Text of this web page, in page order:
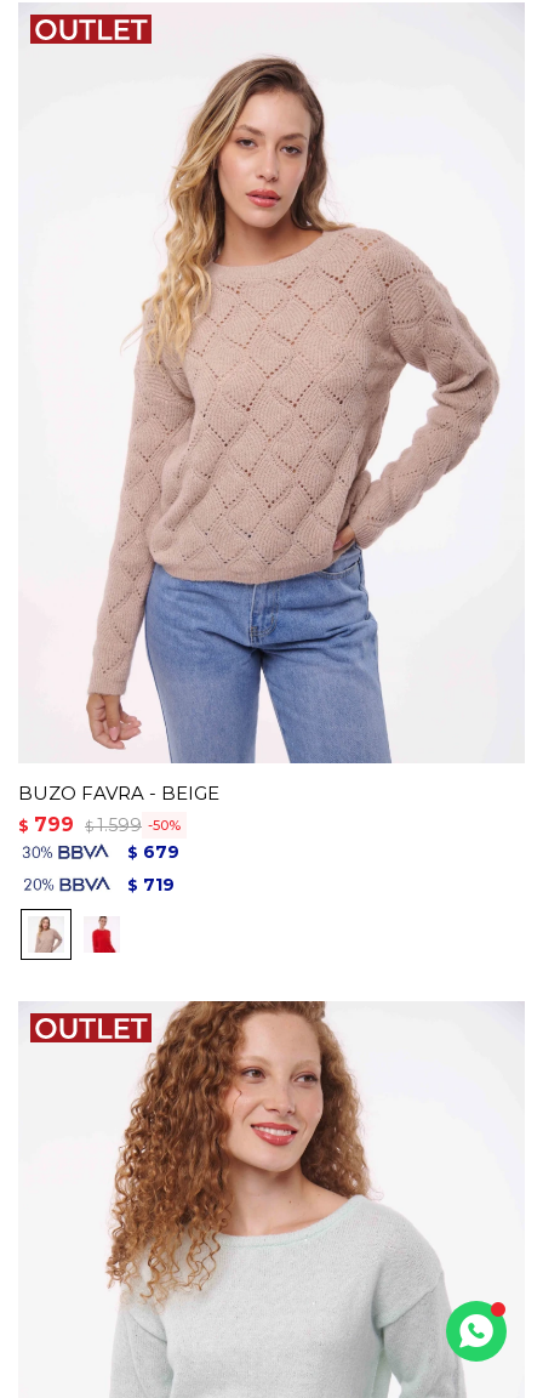
BUZO FAVRA - BEIGE
$ 799 $ 1.599 50
$ 679
$ 719